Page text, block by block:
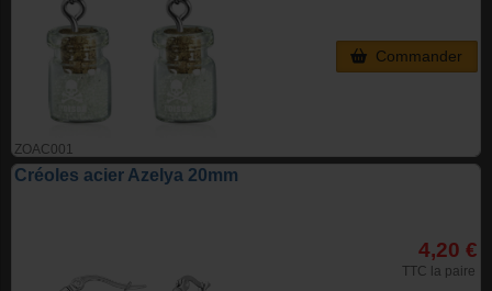
ZOAC001
Commander
Créoles acier Azelya 20mm
4,20 €
TTC la paire